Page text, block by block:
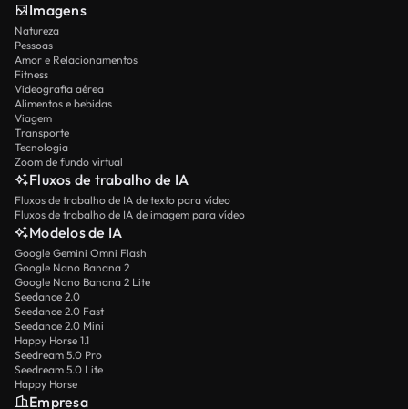
Imagens
Natureza
Pessoas
Amor e Relacionamentos
Fitness
Videografia aérea
Alimentos e bebidas
Viagem
Transporte
Tecnologia
Zoom de fundo virtual
Fluxos de trabalho de IA
Fluxos de trabalho de IA de texto para vídeo
Fluxos de trabalho de IA de imagem para vídeo
Modelos de IA
Google Gemini Omni Flash
Google Nano Banana 2
Google Nano Banana 2 Lite
Seedance 2.0
Seedance 2.0 Fast
Seedance 2.0 Mini
Happy Horse 1.1
Seedream 5.0 Pro
Seedream 5.0 Lite
Happy Horse
Empresa